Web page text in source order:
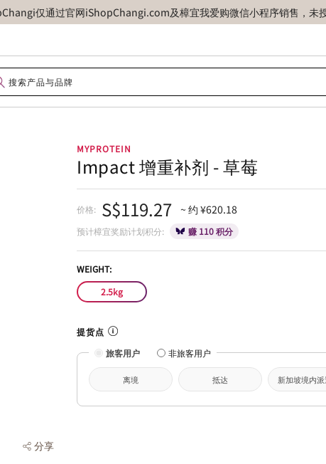
仅通过官网iShopChangi.com及樟宜我爱购微信小程序销售，未
分享
MYPROTEIN
Impact 增重补剂 - 草莓
价格: S$119.27 ~ 约 ¥620.18
预计樟宜奖励计划积分: 赚 110 积分
WEIGHT:
2.5kg
提货点
旅客用户
非旅客用户
离境 抵达 新加坡境内